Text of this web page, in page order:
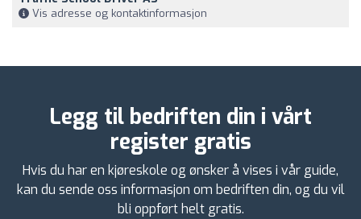
Vis adresse og kontaktinformasjon
Legg til bedriften din i vårt
register gratis
Hvis du har en kjøreskole og ønsker å vises i vår guide,
kan du sende oss informasjon om bedriften din, og du vil
bli oppført helt gratis.